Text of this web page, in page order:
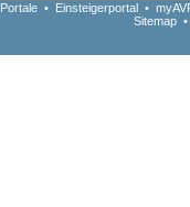
Portale • Einsteigerportal •
Sitemap